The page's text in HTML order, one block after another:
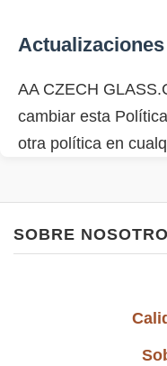
AA CZECH
cambiar esta
otra política en
SOBRE